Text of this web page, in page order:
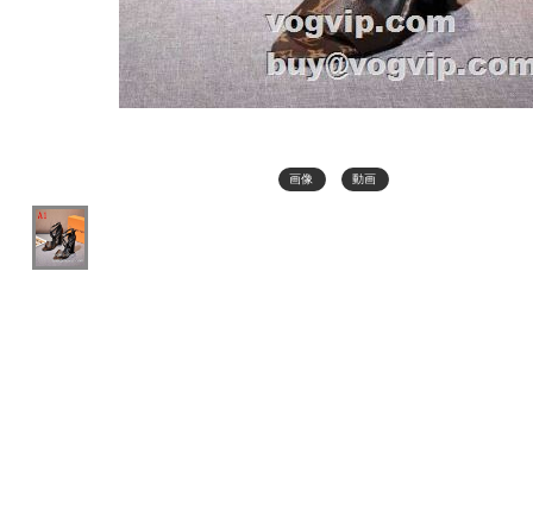
画像 動画